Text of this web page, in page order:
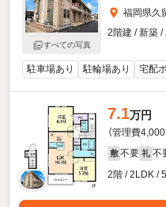
すべての写真
福岡県久
2階建 / 新築 /
駐車場あり 駐輪場あり 宅配
7.1万円
（管理費4,000
敷 不要 礼 不
2階 / 2LDK /